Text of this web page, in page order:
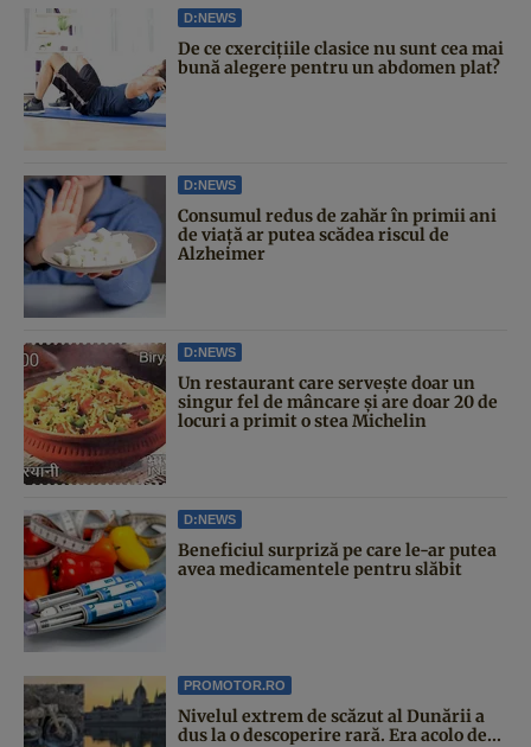
D:NEWS
De ce cxercițiile clasice nu sunt cea mai
bună alegere pentru un abdomen plat?
D:NEWS
Consumul redus de zahăr în primii ani
de viață ar putea scădea riscul de
Alzheimer
D:NEWS
Un restaurant care servește doar un
singur fel de mâncare și are doar 20 de
locuri a primit o stea Michelin
D:NEWS
Beneficiul surpriză pe care le-ar putea
avea medicamentele pentru slăbit
PROMOTOR.RO
Nivelul extrem de scăzut al Dunării a
dus la o descoperire rară. Era acolo de...